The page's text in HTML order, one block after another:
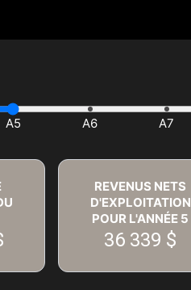
REVENUS NETS
D'EXPLOITATION
POUR L'ANNÉE 5
36 339 $